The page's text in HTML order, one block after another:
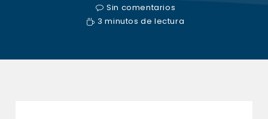
Sin comentarios
3 minutos de lectura